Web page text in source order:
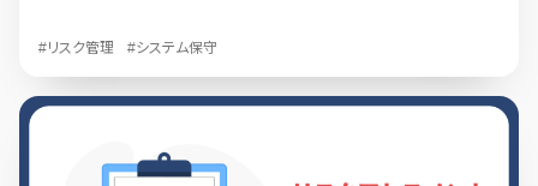
#リスク管理 #システム保守